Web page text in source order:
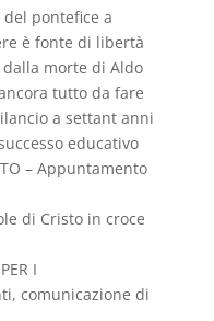
pontefice a
è fonte di libertà
morte di Aldo
tutto da fare
a settant anni
educativo
– Appuntamento
di Cristo in croce
I
comunicazione di